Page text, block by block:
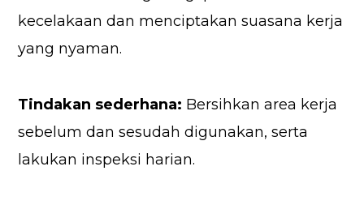
kecelakaan dan menciptakan suasana kerja
yang nyaman.
Tindakan sederhana: Bersihkan area kerja
sebelum dan sesudah digunakan, serta
lakukan inspeksi harian.